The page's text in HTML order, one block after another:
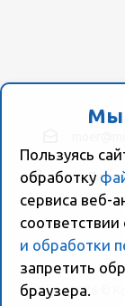
Мы
Пользуясь
обработку
сервиса веб-
соответствии
и обработки
запретить
браузера.
ул.
2026 ©